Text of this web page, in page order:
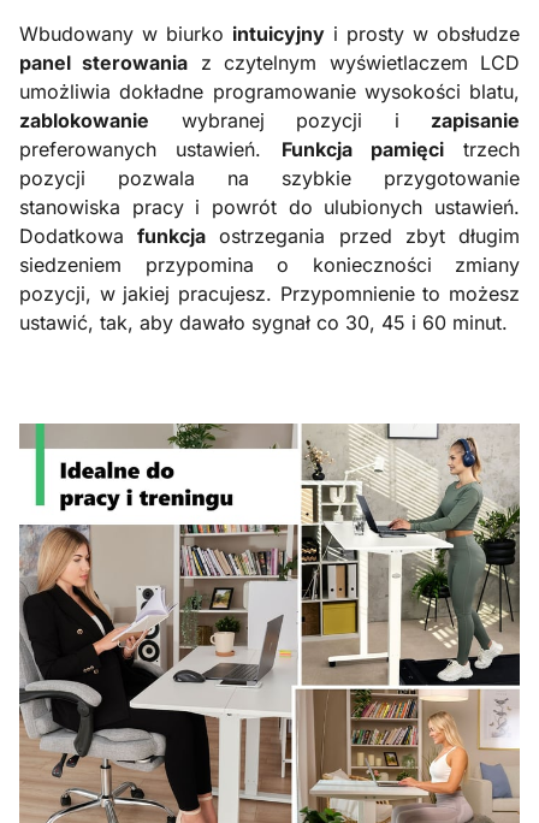
Wbudowany w biurko intuicyjny i prosty w obsłudze
panel sterowania z czytelnym wyświetlaczem LCD
umożliwia dokładne programowanie wysokości blatu,
zablokowanie wybranej pozycji i zapisanie
preferowanych ustawień. Funkcja pamięcitrzech
pozycji pozwala na szybkie przygotowanie
stanowiska pracy i powrót do ulubionych ustawień.
Dodatkowafunkcja ostrzegania przed zbyt długim
siedzeniem przypomina o konieczności zmiany
pozycji, w jakiej pracujesz. Przypomnienie to możesz
ustawić, tak, aby dawało sygnał co 30, 45 i 60 minut.